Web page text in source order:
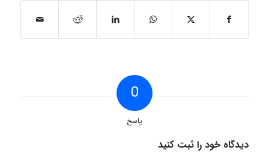
0
پاسخ
دیدگاه خود را ثبت کنید